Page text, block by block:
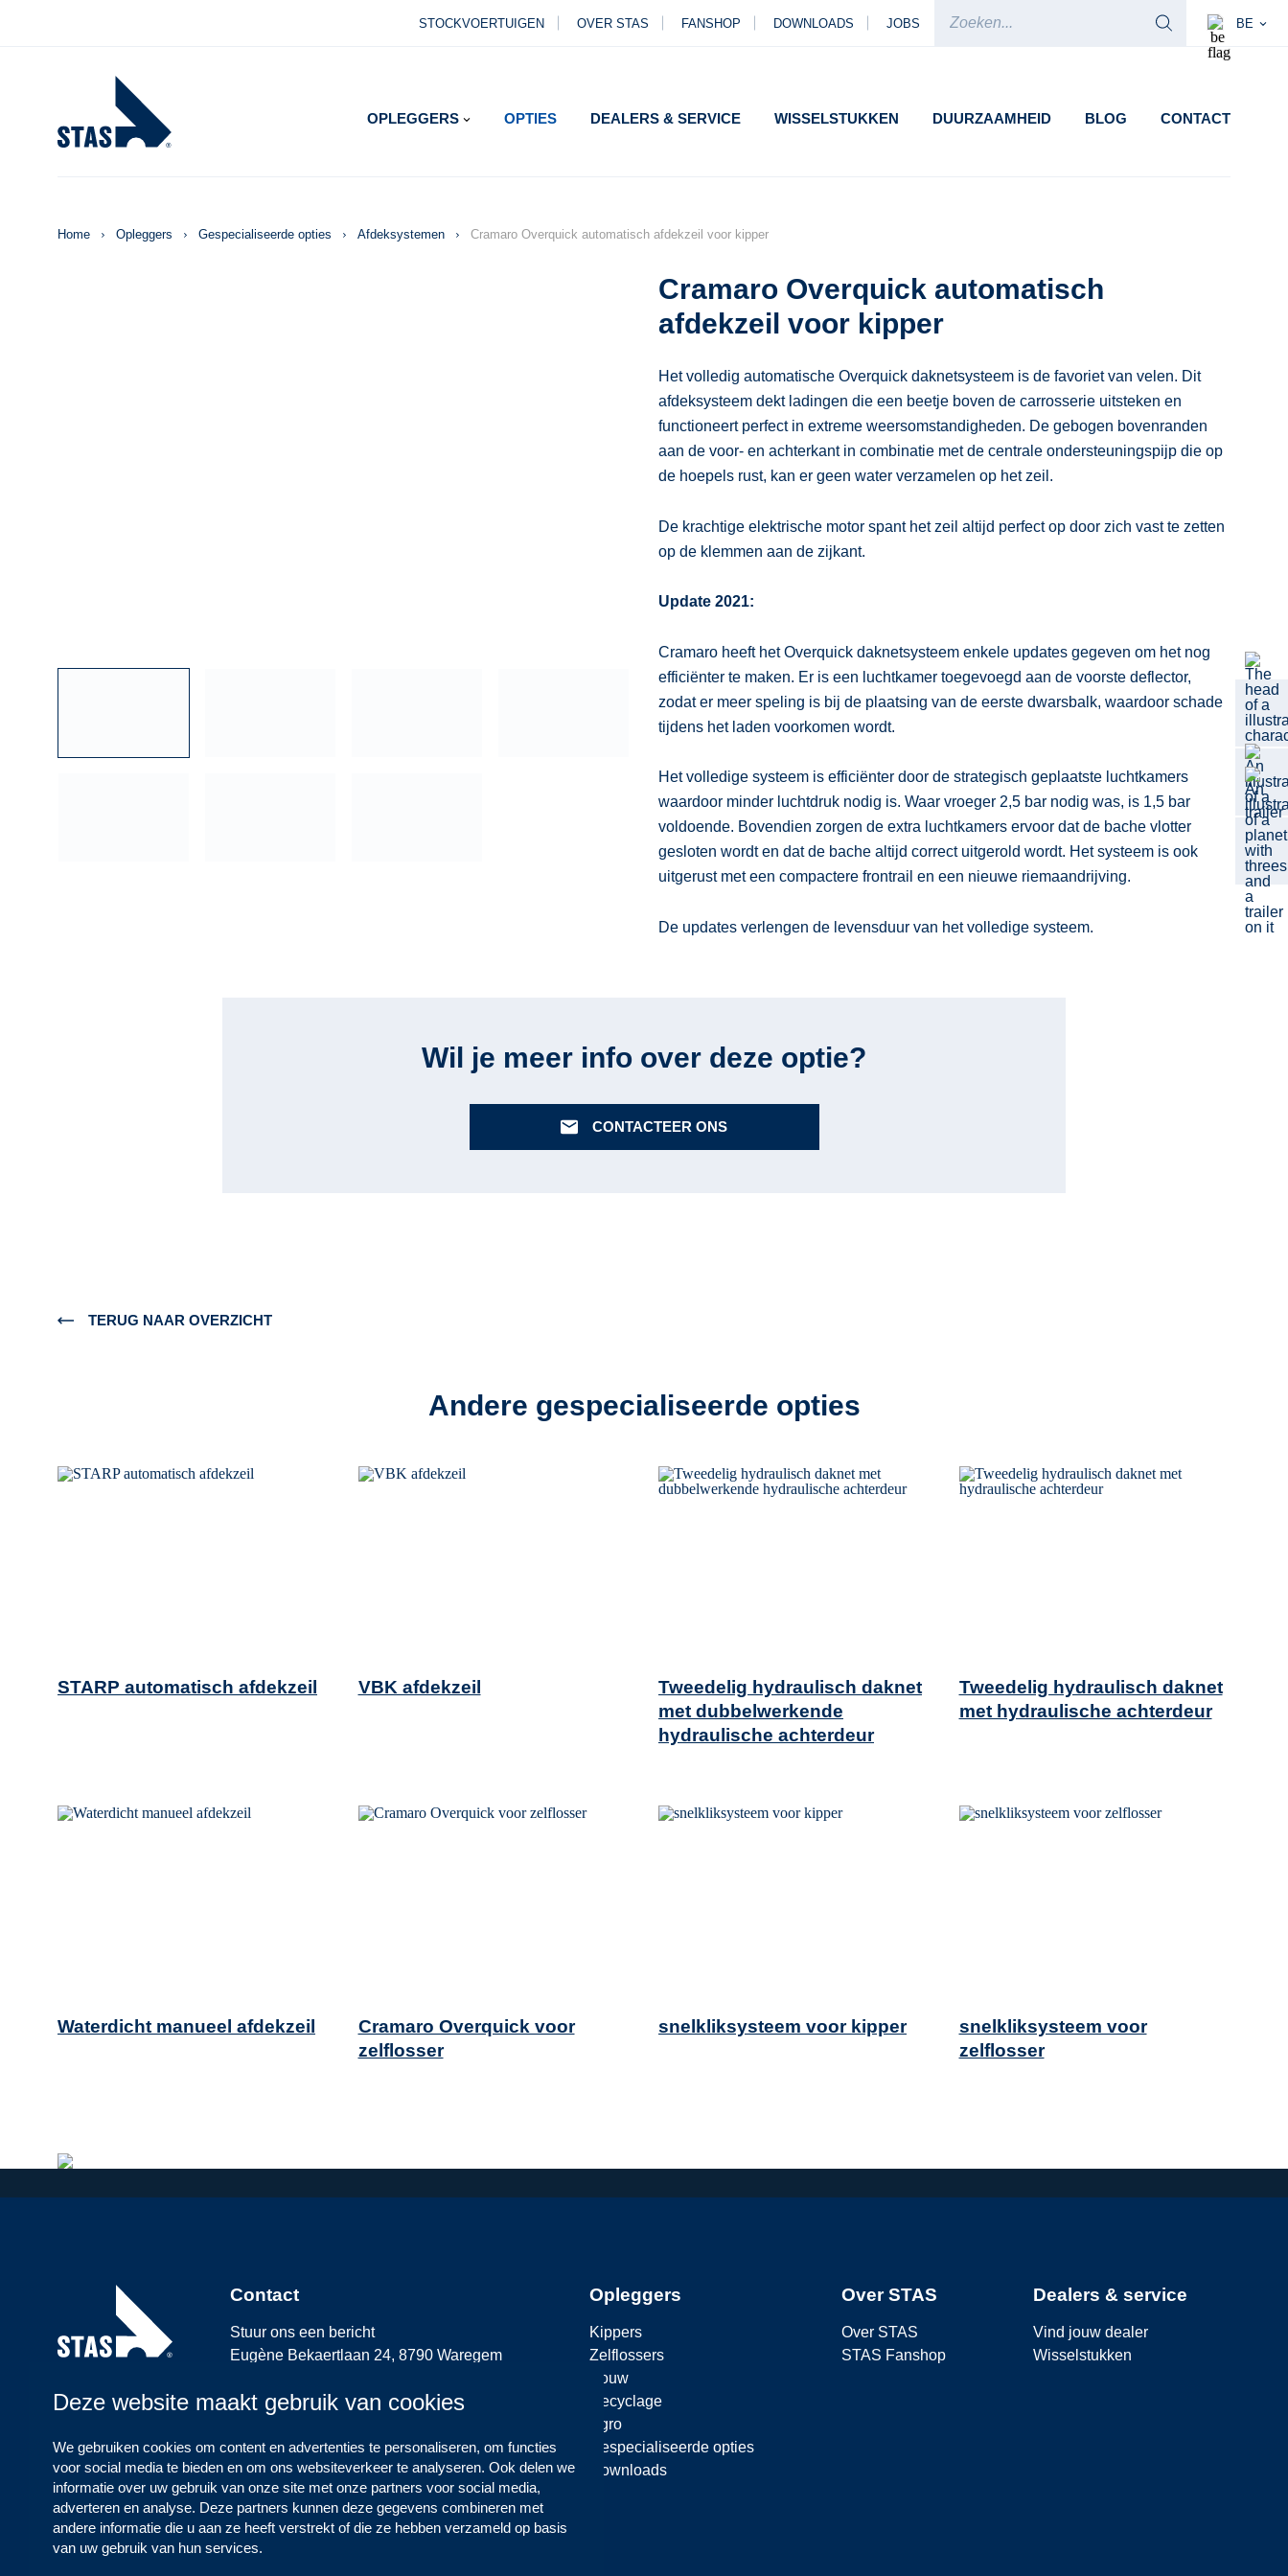
Deze website maakt gebruik van cookies
We gebruiken cookies om content en advertenties te personaliseren, om functies
voor social media te bieden en om ons websiteverkeer te analyseren. Ook delen we
informatie over uw gebruik van onze site met onze partners voor social media,
adverteren en analyse. Deze partners kunnen deze gegevens combineren met
andere informatie die u aan ze heeft verstrekt of die ze hebben verzameld op basis
van uw gebruik van hun services.
STOCKVOERTUIGEN OVER STAS FANSHOP DOWNLOADS JOBS BE
OPLEGGERS
BOUW
OPTIES DEALERS & SERVICE WISSELSTUKKEN DUURZAAMHEID BLOG CONTACT
Home Opleggers Gespecialiseerde opties Afdeksystemen Cramaro Overquick automatisch afdekzeil voor kipper
Cramaro Overquick automatisch
afdekzeil voor kipper
Het volledig automatische Overquick daknetsysteem is de favoriet van velen. Dit
afdeksysteem dekt ladingen die een beetje boven de carrosserie uitsteken en
functioneert perfect in extreme weersomstandigheden. De gebogen bovenranden
aan de voor- en achterkant in combinatie met de centrale ondersteuningspijp die op
de hoepels rust, kan er geen water verzamelen op het zeil.
De krachtige elektrische motor spant het zeil altijd perfect op door zich vast te zetten
op de klemmen aan de zijkant.
Update 2021:
Cramaro heeft het Overquick daknetsysteem enkele updates gegeven om het nog
efficiënter te maken. Er is een luchtkamer toegevoegd aan de voorste deflector,
zodat er meer speling is bij de plaatsing van de eerste dwarsbalk, waardoor schade
tijdens het laden voorkomen wordt.
Het volledige systeem is efficiënter door de strategisch geplaatste luchtkamers
waardoor minder luchtdruk nodig is. Waar vroeger 2,5 bar nodig was, is 1,5 bar
voldoende. Bovendien zorgen de extra luchtkamers ervoor dat de bache vlotter
gesloten wordt en dat de bache altijd correct uitgerold wordt. Het systeem is ook
uitgerust met een compactere frontrail en een nieuwe riemaandrijving.
De updates verlengen de levensduur van het volledige systeem.
Wil je meer info over deze optie?
CONTACTEER ONS
TERUG NAAR OVERZICHT
Andere gespecialiseerde opties
STARP automatisch afdekzeil VBK afdekzeil
Tweedelig hydraulisch daknet
met dubbelwerkende
hydraulische achterdeur
Tweedelig hydraulisch daknet
met hydraulische achterdeur
Waterdicht manueel afdekzeil
Cramaro Overquick voor
zelflosser
snelkliksysteem voor kipper
snelkliksysteem voor
zelflosser
Contact
Stuur ons een bericht
Eugène Bekaertlaan 24, 8790 Waregem
Opleggers
Kippers
Zelflossers
Bouw
Recyclage
Agro
Gespecialiseerde opties
Downloads
Over STAS
Over STAS
STAS Fanshop
Dealers & service
Vind jouw dealer
Wisselstukken
Volg ons